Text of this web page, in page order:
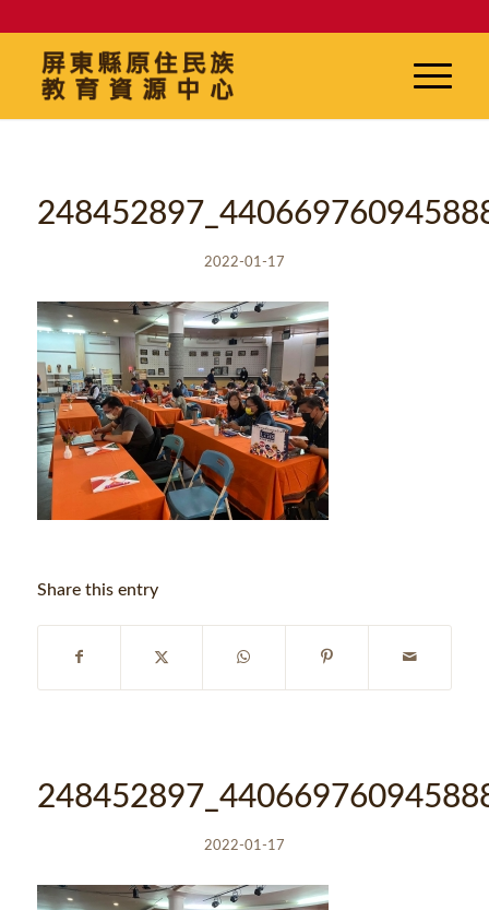
2022-01-17
Share this entry
2022-01-17